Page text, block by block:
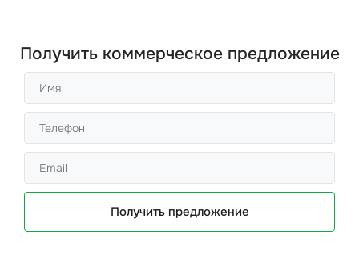
Получить коммерческое предложение
Получить предложение